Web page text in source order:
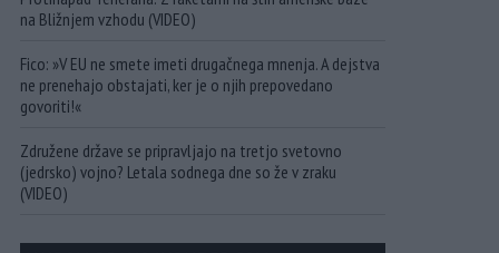
na Bližnjem vzhodu (VIDEO)
Fico: »V EU ne smete imeti drugačnega mnenja. A dejstva
ne prenehajo obstajati, ker je o njih prepovedano
govoriti!«
Združene države se pripravljajo na tretjo svetovno
(jedrsko) vojno? Letala sodnega dne so že v zraku
(VIDEO)